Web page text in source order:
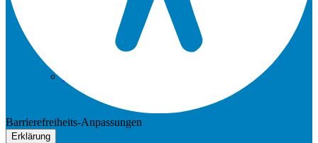
Barrierefreiheits-Anpassungen
Erklärung